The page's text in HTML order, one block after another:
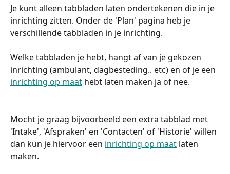
Je kunt alleen tabbladen laten ondertekenen die in je
inrichting zitten. Onder de 'Plan' pagina heb je
verschillende tabbladen in je inrichting.
Welke tabbladen je hebt, hangt af van je gekozen
inrichting (ambulant, dagbesteding.. etc) en of je een
inrichting op maat hebt laten maken ja of nee.
Mocht je graag bijvoorbeeld een extra tabblad met
'Intake', 'Afspraken' en 'Contacten' of 'Historie' willen
dan kun je hiervoor een inrichting op maat laten
maken.